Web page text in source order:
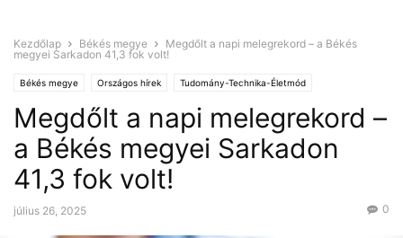
Kezdőlap Békés megye
Megdőlt a napi melegrekord – a Békés
megyei Sarkadon 41,3 fok volt!
Békés megye Országos hírek Tudomány-Technika-Életmód
Megdőlt a napi melegrekord –
a Békés megyei Sarkadon
41,3 fok volt!
július 26, 2025 0